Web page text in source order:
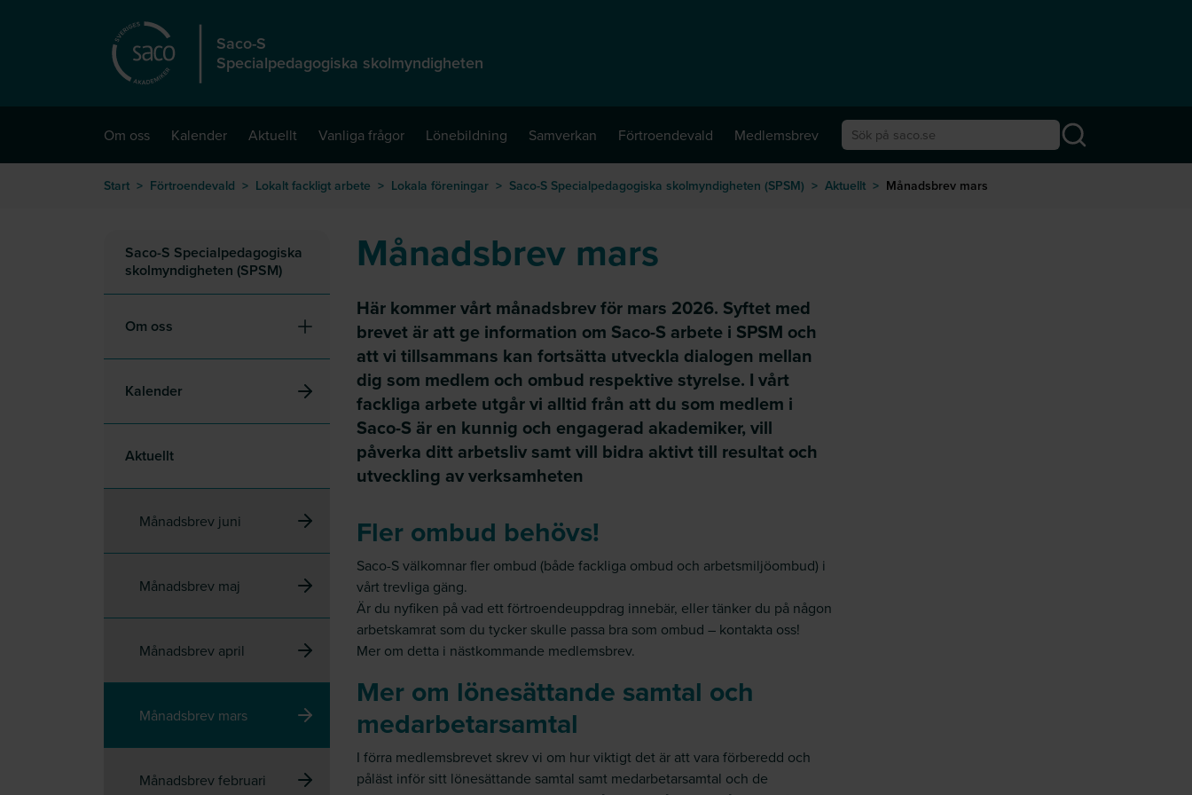
Saco-S
Specialpedagogiska skolmyndigheten
Om oss Kalender Aktuellt Vanliga frågor Lönebildning Samverkan Förtroendevald
Medlemsbrev
Start > Förtroendevald > Lokalt fackligt arbete > Lokala föreningar > Saco-S Specialpedagogiska skolmyndigheten (SPSM) > Aktuellt > Månadsbrev mars
Saco-S Specialpedagogiska
skolmyndigheten (SPSM)
Om oss
Kalender
Aktuellt
Månadsbrev juni
Månadsbrev maj
Månadsbrev april
Månadsbrev mars
Månadsbrev februari
Månadsbrev mars
Här kommer vårt månadsbrev för mars 2026. Syftet med
brevet är att ge information om Saco-S arbete i SPSM och
att vi tillsammans kan fortsätta utveckla dialogen mellan
dig som medlem och ombud respektive styrelse. I vårt
fackliga arbete utgår vi alltid från att du som medlem i
Saco-S är en kunnig och engagerad akademiker, vill
påverka ditt arbetsliv samt vill bidra aktivt till resultat och
utveckling av verksamheten
Fler ombud behövs!
Saco-S välkomnar fler ombud (både fackliga ombud och arbetsmiljöombud) i
vårt trevliga gäng.
Är du nyfiken på vad ett förtroendeuppdrag innebär, eller tänker du på någon
arbetskamrat som du tycker skulle passa bra som ombud – kontakta oss!
Mer om detta i nästkommande medlemsbrev.
Mer om lönesättande samtal och
medarbetarsamtal
I förra medlemsbrevet skrev vi om hur viktigt det är att vara förberedd och
påläst inför sitt lönesättande samtal samt medarbetarsamtal och de